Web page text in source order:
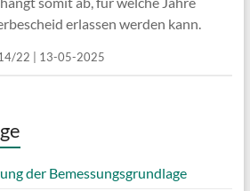
erlassen werden kann.
22 | 13-05-2025
der Bemessungsgrundlage